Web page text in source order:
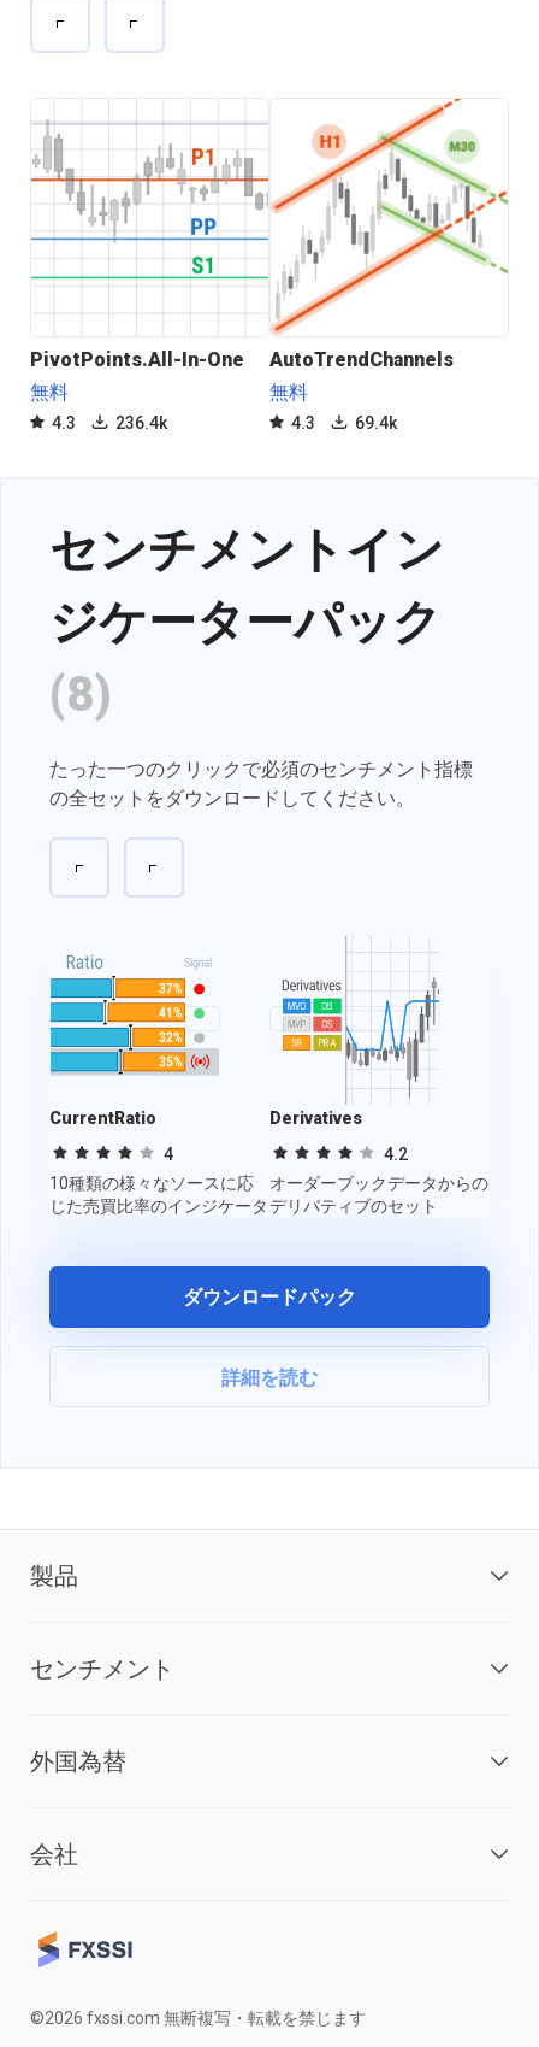
PivotPoints.All-In-One
無料
4.3 236.4k
AutoTrendChannels
無料
4.3 69.4k
センチメントイン
ジケーターパック
(8)
たった一つのクリックで必須のセンチメント指標
の全セットをダウンロードしてください。
CurrentRatio
4
10種類の様々なソースに応
じた売買比率のインジケータ
Derivatives
4.2
オーダーブックデータからの
デリバティブのセット
ダウンロードパック
詳細を読む
製品
センチメント
外国為替
会社
©2026 fxssi.com 無断複写・転載を禁じます